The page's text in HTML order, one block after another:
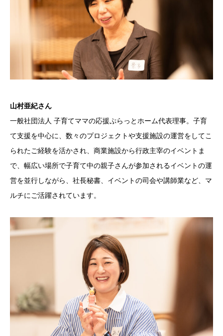
山村亜紀さん
一般社団法人 子育てママの応援ぷらっとホーム代表理事。子育
て支援を中心に、数々のプロジェクトや支援施設の運営をしてこ
られたご経験を活かされ、商業施設から行政主宰のイベントま
で、幅広い場所で子育て中の親子さんが参加されるイベントの運
営を並行しながら、社長秘書、イベントの司会や講師業など、マ
ルチにご活躍されています。